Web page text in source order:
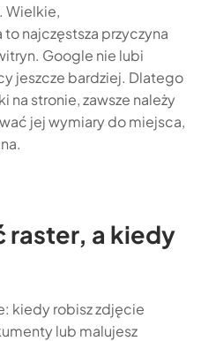
Wielkie,
najczęstsza przyczyna
Google nie lubi
jeszcze bardziej. Dlatego
na stronie, zawsze należy
jej wymiary do miejsca,
raster, a kiedy
kiedy robisz zdjęcie
lub malujesz